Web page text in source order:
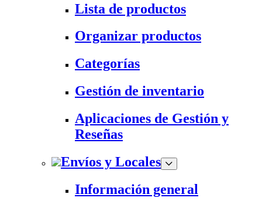
Lista de productos
Organizar productos
Categorías
Gestión de inventario
Aplicaciones de Gestión y
Reseñas
Envíos y Locales
Información general